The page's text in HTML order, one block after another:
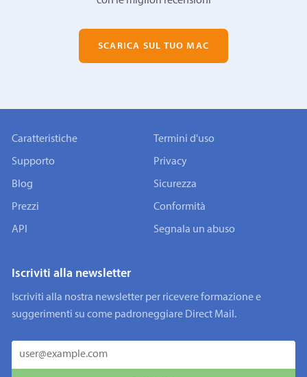
SCARICA SUL TUO MAC
Caratteristiche
Supporto
Blog
Prezzi
API
Termini d'uso
Privacy
Sicurezza
Conformità
Segnala un abuso
Iscriviti alla newsletter
Iscriviti alla nostra newsletter per ricevere formazione e
suggerimenti su come padroneggiare Direct Mail.